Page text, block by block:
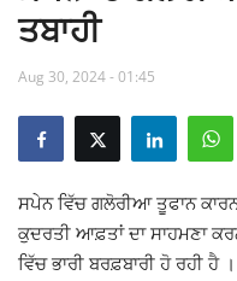
Home
How to Reach Malout
Privacy Policy
ਤਬਾਹੀ
Aug 30, 2024 - 01:45
ਸਪੇਨ ਵਿੱਚ ਗਲੋਰੀਆ ਤੂਫਾਨ
ਕੁਦਰਤੀ ਆਫ਼ਤਾਂ ਦਾ ਸਾਹਮਣਾ
ਵਿੱਚ ਭਾਰੀ ਬਰਫ਼ਬਾਰੀ ਹੋ ਰਹੀ